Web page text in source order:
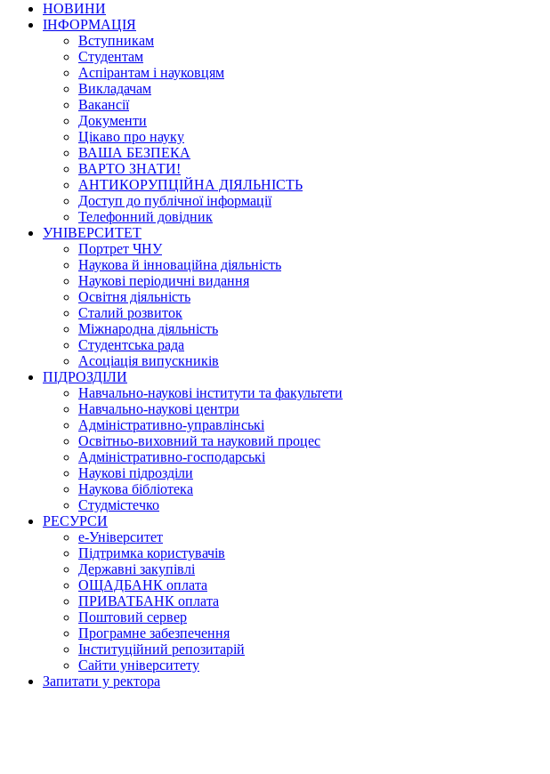
НОВИНИ
ІНФОРМАЦІЯ
Вступникам
Студентам
Аспірантам і науковцям
Викладачам
Вакансії
Документи
Цікаво про науку
ВАША БЕЗПЕКА
ВАРТО ЗНАТИ!
АНТИКОРУПЦІЙНА ДІЯЛЬНІСТЬ
Доступ до публічної інформації
Телефонний довідник
УНІВЕРСИТЕТ
Портрет ЧНУ
Наукова й інноваційна діяльність
Наукові періодичні видання
Освітня діяльність
Сталий розвиток
Міжнародна діяльність
Студентська рада
Асоціація випускників
ПІДРОЗДІЛИ
Навчально-наукові інститути та факультети
Навчально-наукові центри
Адміністративно-управлінські
Освітньо-виховний та науковий процес
Адміністративно-господарські
Наукові підрозділи
Наукова бібліотека
Студмістечко
РЕСУРСИ
е-Університет
Підтримка користувачів
Державні закупівлі
ОЩАДБАНК оплата
ПРИВАТБАНК оплата
Поштовий сервер
Програмне забезпечення
Інституційний репозитарій
Сайти університету
Запитати у ректора